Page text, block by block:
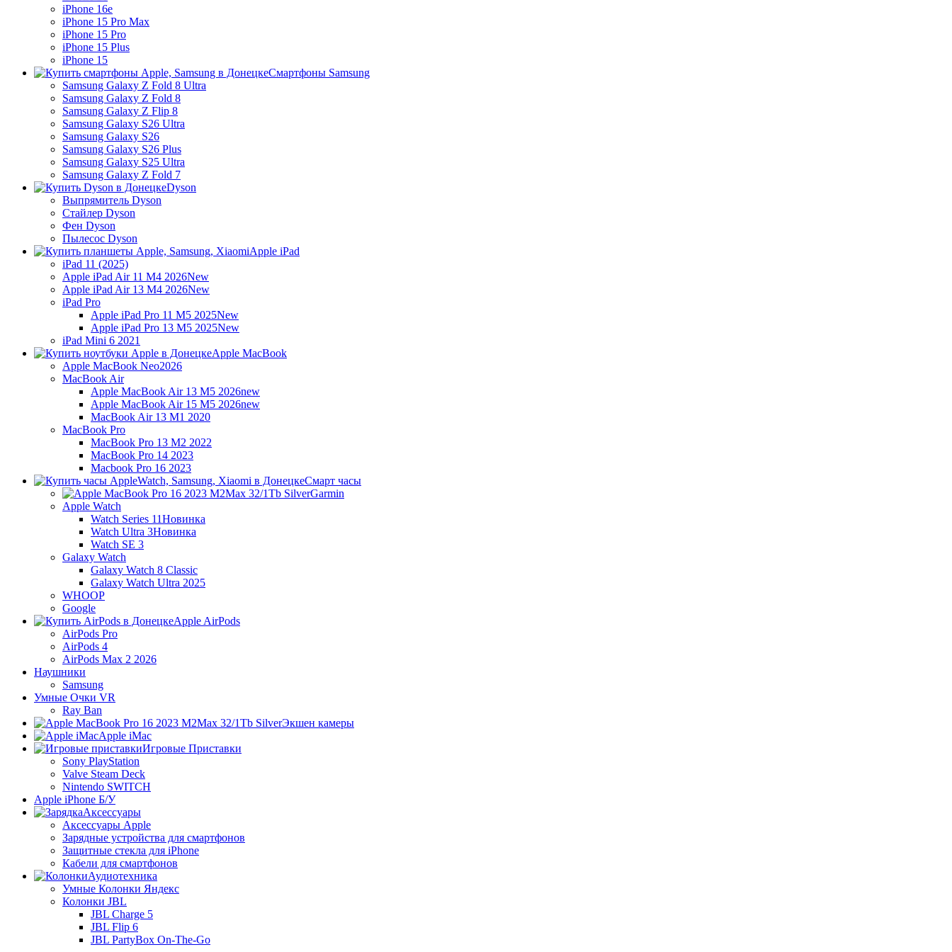
iPhone 16e
iPhone 15 Pro Max
iPhone 15 Pro
iPhone 15 Plus
iPhone 15
Смартфоны Samsung
Samsung Galaxy Z Fold 8 Ultra
Samsung Galaxy Z Fold 8
Samsung Galaxy Z Flip 8
Samsung Galaxy S26 Ultra
Samsung Galaxy S26
Samsung Galaxy S26 Plus
Samsung Galaxy S25 Ultra
Samsung Galaxy Z Fold 7
Dyson
Выпрямитель Dyson
Стайлер Dyson
Фен Dyson
Пылесос Dyson
Apple iPad
iPad 11 (2025)
Apple iPad Air 11 M4 2026New
Apple iPad Air 13 M4 2026New
iPad Pro
Apple iPad Pro 11 M5 2025New
Apple iPad Pro 13 M5 2025New
iPad Mini 6 2021
Apple MacBook
Apple MacBook Neo2026
MacBook Air
Apple MacBook Air 13 M5 2026new
Apple MacBook Air 15 M5 2026new
MacBook Air 13 M1 2020
MacBook Pro
MacBook Pro 13 M2 2022
MacBook Pro 14 2023
Macbook Pro 16 2023
Смарт часы
Garmin
Apple Watch
Watch Series 11Новинка
Watch Ultra 3Новинка
Watch SE 3
Galaxy Watch
Galaxy Watch 8 Classic
Galaxy Watch Ultra 2025
WHOOP
Google
Apple AirPods
AirPods Pro
AirPods 4
AirPods Max 2 2026
Наушники
Samsung
Умные Очки VR
Ray Ban
Экшен камеры
Apple iMac
Игровые Приставки
Sony PlayStation
Valve Steam Deck
Nintendo SWITCH
Apple iPhone Б/У
Аксессуары
Аксессуары Apple
Зарядные устройства для смартфонов
Защитные стекла для iPhone
Кабели для смартфонов
Аудиотехника
Умные Колонки Яндекс
Колонки JBL
JBL Charge 5
JBL Flip 6
JBL PartyBox On-The-Go